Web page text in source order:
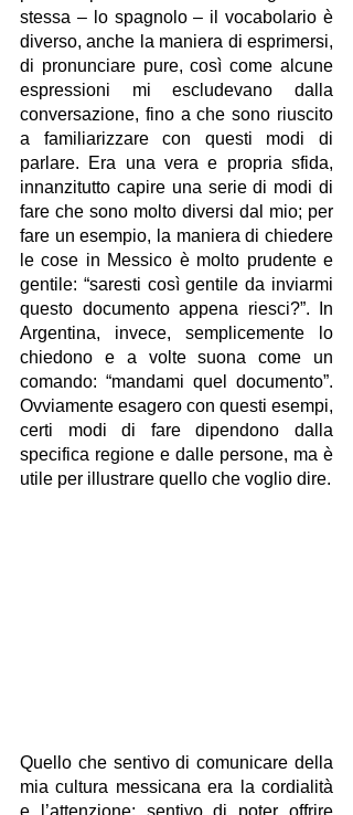
stessa – lo spagnolo – il vocabolario è
diverso, anche la maniera di esprimersi,
di pronunciare pure, così come alcune
espressioni mi escludevano dalla
conversazione, fino a che sono riuscito
a familiarizzare con questi modi di
parlare. Era una vera e propria sfida,
innanzitutto capire una serie di modi di
fare che sono molto diversi dal mio; per
fare un esempio, la maniera di chiedere
le cose in Messico è molto prudente e
gentile: “saresti così gentile da inviarmi
questo documento appena riesci?”. In
Argentina, invece, semplicemente lo
chiedono e a volte suona come un
comando: “mandami quel documento”.
Ovviamente esagero con questi esempi,
certi modi di fare dipendono dalla
specifica regione e dalle persone, ma è
utile per illustrare quello che voglio dire.
Quello che sentivo di comunicare della
mia cultura messicana era la cordialità
e l’attenzione; sentivo di poter offrire